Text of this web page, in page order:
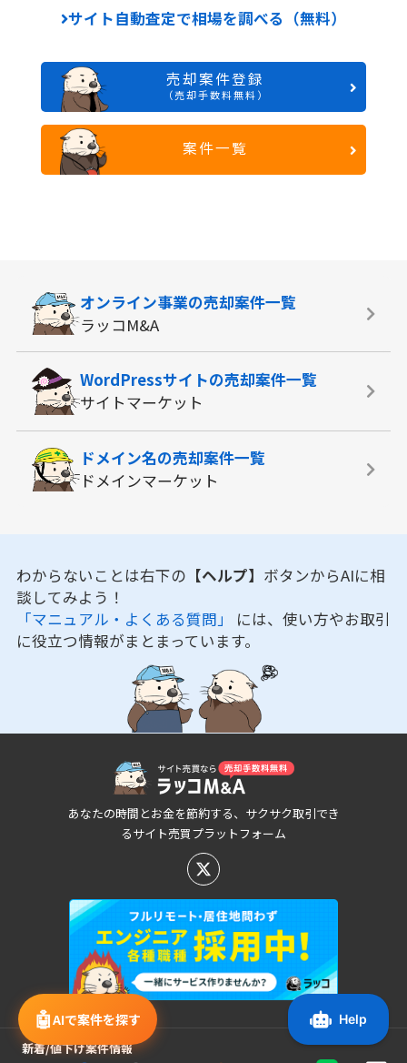
サイト自動査定で相場を調べる（無料）
売却案件登録
（売却手数料無料）
案件一覧
🤖AIで案件を探す
オンライン事業の売却案件一覧
ラッコM&A
WordPressサイトの売却案件一覧
サイトマーケット
ドメイン名の売却案件一覧
ドメインマーケット
わからないことは右下の 【ヘルプ】 ボタンからAIに相
談してみよう！
「マニュアル・よくある質問」 には、使い方やお取引
に役立つ情報がまとまっています。
あなたの時間とお金を節約する、サクサク取引でき
るサイト売買プラットフォーム
新着/値下げ案件情報